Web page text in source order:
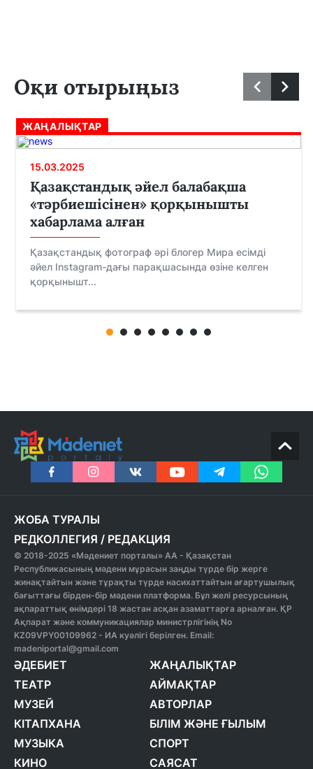
Оқи отырыңыз
ЖАҢАЛЫҚТАР
15.03.2025
Қазақстандық әйел балабақша
«тәрбиешісінен» қорқынышты
хабарлама алған
Қазақстандық фотограф әрі блогер Мира есімді
әйел Instagram-дағы парақшасында өзіне келген
қорқынышт...
ЖОБА ТУРАЛЫ
РЕДКОЛЛЕГИЯ / РЕДАКЦИЯ
© 2018-2025 «Мәдениет порталы» АА - Қазақстан
Республикасының мәдени мұрасын заңды түрде бір жерге
жинақтайтын және тұрақты түрде насихаттайтын ағартушылық
бағыттағы бірден-бір мәдени платформа. Бұл желі ресурсының
ақпараттық өнімдері 18 жастан асқан азаматтарға арналған. ҚР
Ақпарат және коммуникациялар министрлігінің No
KZ09VPY00109962 - ИА куәлігі берілген. Email:
madeniportal@gmail.com
ӘДЕБИЕТ
ТЕАТР
МУЗЕЙ
КІТАПХАНА
МУЗЫКА
КИНО
ЖАҢАЛЫҚТАР
АЙМАҚТАР
АВТОРЛАР
БІЛІМ ЖӘНЕ ҒЫЛЫМ
СПОРТ
САЯСАТ